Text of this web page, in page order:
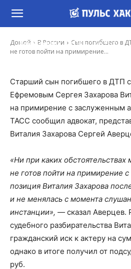
Домой В России
Сын погибшего в
не готов пойти на примирение...
Захарова не готов пойти
актером
Иона Суслова 21 Ноя, 2020 13:00
Старший сын погибшего в ДТП
Ефремовым Сергея Захарова
на примирение с заслуженным
ТАСС сообщил адвокат,
Виталия Захарова Сергей
«Ни при каких обстоятельствах
не готов пойти на примирение
позиция Виталия Захарова
и не менялась с момента
инстанции», — сказал Аверцев.
судебного разбирательства
гражданский иск к актеру на
однако в итоге получил от
руб.